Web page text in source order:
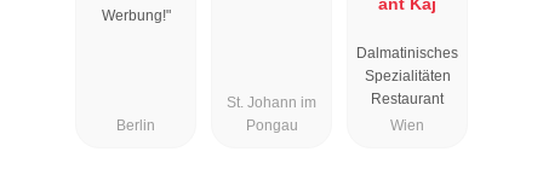
Werbung!"
Berlin
St. Johann im
Pongau
ant Kaj
Dalmatinisches
Spezialitäten
Restaurant
Wien